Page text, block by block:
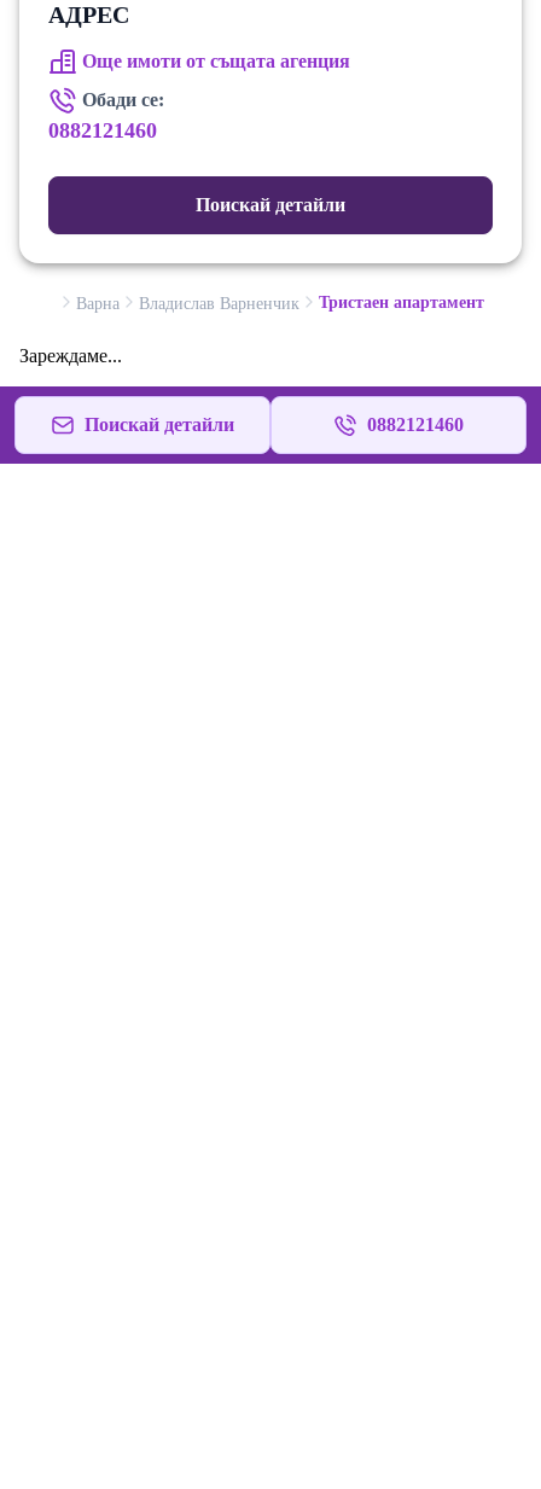
АДРЕС
Още имоти от същата агенция
Обади се:
0882121460
Поискай детайли
Варна Владислав Варненчик Тристаен апартамент
Зареждаме...
Поискай детайли 0882121460